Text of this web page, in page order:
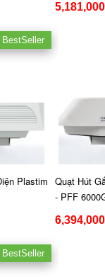
Plastim
BestSeller
Quạt Hút
- PFF
BestSeller